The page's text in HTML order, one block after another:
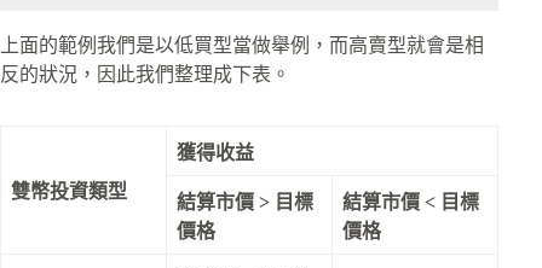
上面的範例我們是以低買型當做舉例，而高賣型就會是相
反的狀況，因此我們整理成下表。
雙幣投資類型
獲得收益
結算市價 > 目標
價格
結算市價 < 目標
價格